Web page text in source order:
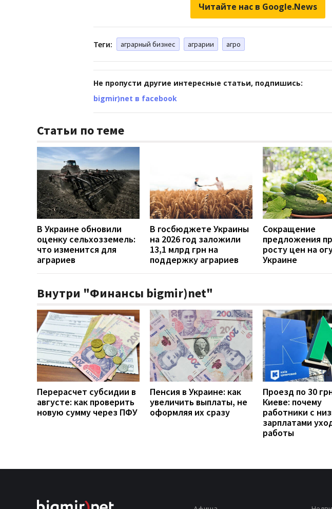
Читайте нас в Google.News
Теги: аграрный бизнес аграрии агро
Не пропусти другие интересные статьи, подпишись:
bigmir)net в facebook
Статьи по теме
В Украине обновили
оценку сельхозземель:
что изменится для
аграриев
В госбюджете Украины
на 2026 год заложили
13,1 млрд грн на
поддержку аграриев
Сокращение
предложения
росту цен на
Украине
Внутри "Финансы bigmir)net"
Перерасчет субсидии в
августе: как проверить
новую сумму через ПФУ
Пенсия в Украине: как
увеличить выплаты, не
оформляя их сразу
Проезд по 30
Киеве: почему
работники с
зарплатами
работы